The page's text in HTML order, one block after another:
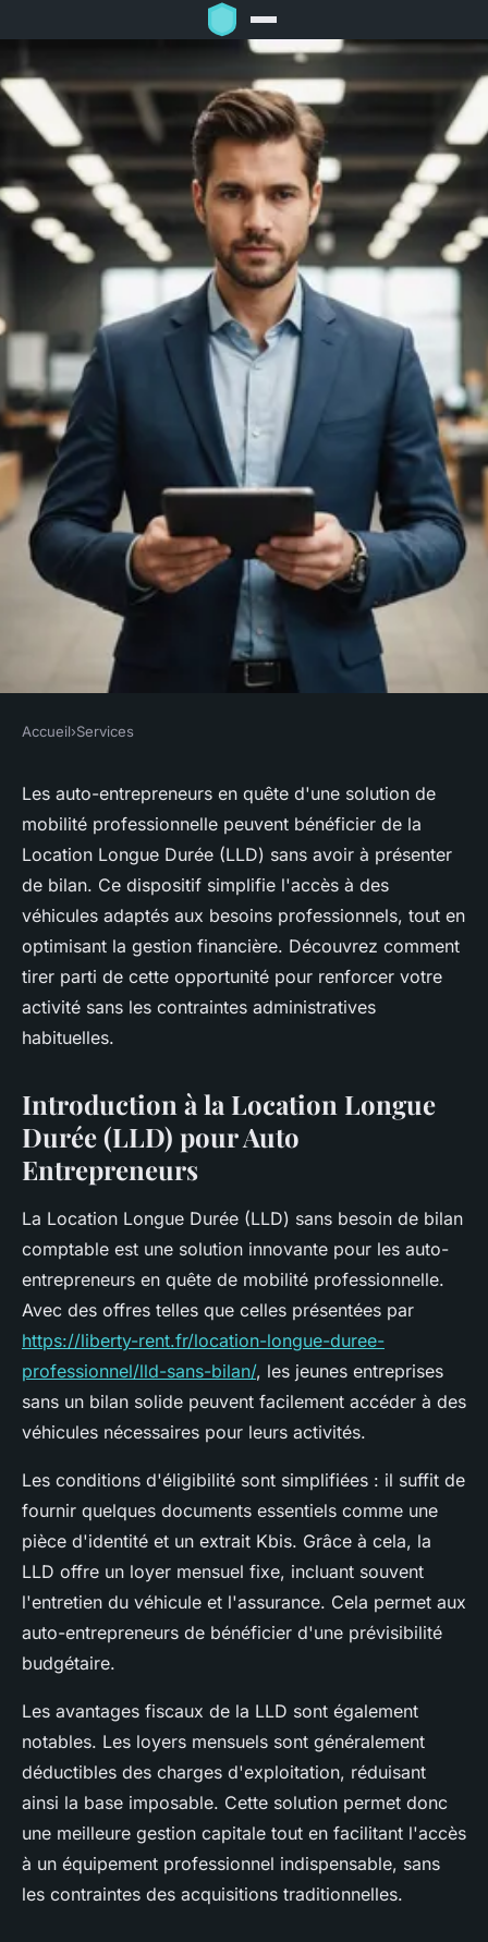
Lld auto entrepreneur sans
bilan : votre solution de
mobilité pro
Elise•27 janvier 2025•3 min de lecture
Accueil›Services
Les auto-entrepreneurs en quête d'une solution de
mobilité professionnelle peuvent bénéficier de la
Location Longue Durée (LLD) sans avoir à présenter
de bilan. Ce dispositif simplifie l'accès à des
véhicules adaptés aux besoins professionnels, tout en
optimisant la gestion financière. Découvrez comment
tirer parti de cette opportunité pour renforcer votre
activité sans les contraintes administratives
habituelles.
Introduction à la Location Longue
Durée (LLD) pour Auto
Entrepreneurs
La Location Longue Durée (LLD) sans besoin de bilan
comptable est une solution innovante pour les auto-
entrepreneurs en quête de mobilité professionnelle.
Avec des offres telles que celles présentées par
https://liberty-rent.fr/location-longue-duree-
professionnel/lld-sans-bilan/, les jeunes entreprises
sans un bilan solide peuvent facilement accéder à des
véhicules nécessaires pour leurs activités.
Les conditions d'éligibilité sont simplifiées : il suffit de
fournir quelques documents essentiels comme une
pièce d'identité et un extrait Kbis. Grâce à cela, la
LLD offre un loyer mensuel fixe, incluant souvent
l'entretien du véhicule et l'assurance. Cela permet aux
auto-entrepreneurs de bénéficier d'une prévisibilité
budgétaire.
Les avantages fiscaux de la LLD sont également
notables. Les loyers mensuels sont généralement
déductibles des charges d'exploitation, réduisant
ainsi la base imposable. Cette solution permet donc
une meilleure gestion capitale tout en facilitant l'accès
à un équipement professionnel indispensable, sans
les contraintes des acquisitions traditionnelles.